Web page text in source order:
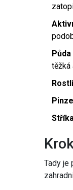
Půda
těžká
Tady je